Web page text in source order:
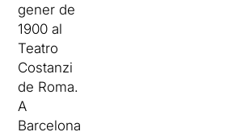
gener de
1900 al
Teatro
Costanzi
de Roma.
A
Barcelona